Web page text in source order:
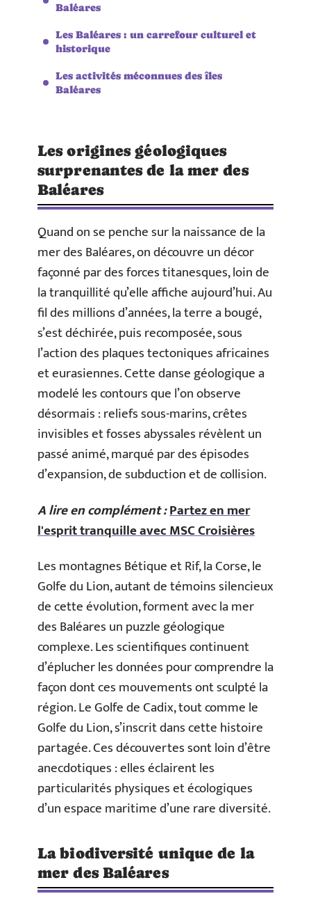
Baléares
Les Baléares : un carrefour culturel et
historique
Les activités méconnues des îles
Baléares
Les origines géologiques
surprenantes de la mer des
Baléares
Quand on se penche sur la naissance de la
mer des Baléares, on découvre un décor
façonné par des forces titanesques, loin de
la tranquillité qu’elle affiche aujourd’hui. Au
fil des millions d’années, la terre a bougé,
s’est déchirée, puis recomposée, sous
l’action des plaques tectoniques africaines
et eurasiennes. Cette danse géologique a
modelé les contours que l’on observe
désormais : reliefs sous-marins, crêtes
invisibles et fosses abyssales révèlent un
passé animé, marqué par des épisodes
d’expansion, de subduction et de collision.
A lire en complément :Partez en mer
l'esprit tranquille avec MSC Croisières
Les montagnes Bétique et Rif, la Corse, le
Golfe du Lion, autant de témoins silencieux
de cette évolution, forment avec la mer
des Baléares un puzzle géologique
complexe. Les scientifiques continuent
d’éplucher les données pour comprendre la
façon dont ces mouvements ont sculpté la
région. Le Golfe de Cadix, tout comme le
Golfe du Lion, s’inscrit dans cette histoire
partagée. Ces découvertes sont loin d’être
anecdotiques : elles éclairent les
particularités physiques et écologiques
d’un espace maritime d’une rare diversité.
La biodiversité unique de la
mer des Baléares